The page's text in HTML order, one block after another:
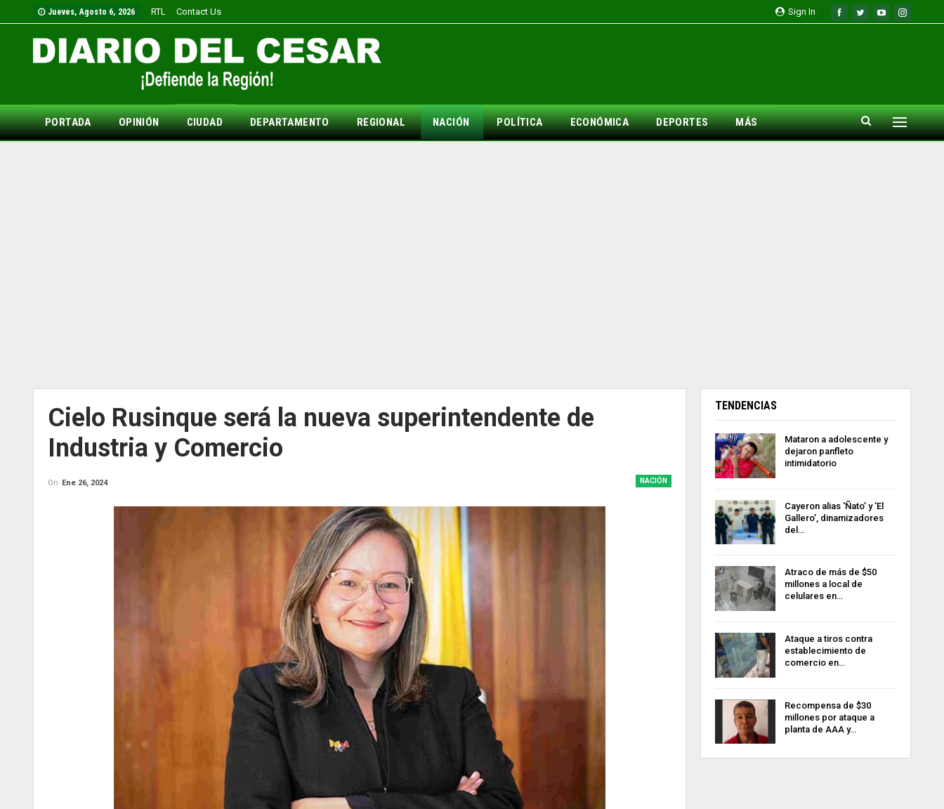
Sign In
Jueves, Agosto 6, 2026 RTL Contact Us
PORTADA OPINIÓN CIUDAD DEPARTAMENTO REGIONAL NACIÓN POLÍTICA ECONÓMICA DEPORTES MÁS
Cielo Rusinque será la nueva superintendente de
Industria y Comercio
NACIÓN
On Ene 26, 2024
TENDENCIAS
Mataron a adolescente y
dejaron panfleto
intimidatorio
Cayeron alias ‘Ñato’ y ‘El
Gallero’, dinamizadores
del…
Atraco de más de $50
millones a local de
celulares en…
Ataque a tiros contra
establecimiento de
comercio en…
Recompensa de $30
millones por ataque a
planta de AAA y…